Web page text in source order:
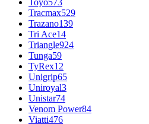
Toyo573
Tracmax529
Trazano139
Tri Ace14
Triangle924
Tunga59
TyRex12
Unigrip65
Uniroyal3
Unistar74
Venom Power84
Viatti476